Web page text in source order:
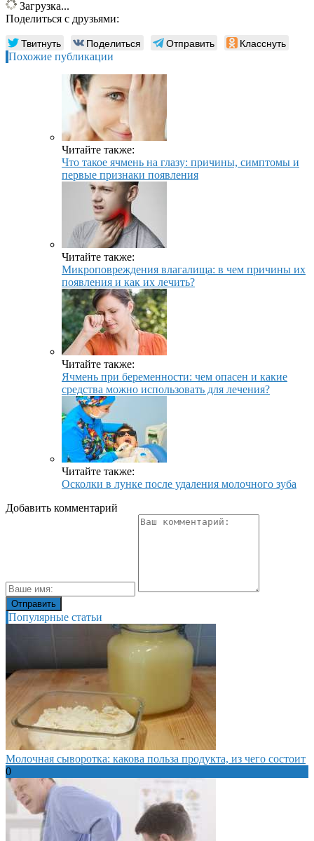
Загрузка...
Поделиться с друзьями:
Твитнуть Поделиться Отправить Класснуть
Похожие публикации
Читайте также:
Что такое ячмень на глазу: причины, симптомы и
первые признаки появления
Читайте также:
Микроповреждения влагалища: в чем причины их
появления и как их лечить?
Читайте также:
Ячмень при беременности: чем опасен и какие
средства можно использовать для лечения?
Читайте также:
Осколки в лунке после удаления молочного зуба
Добавить комментарий
Популярные статьи
Молочная сыворотка: какова польза продукта, из чего состоит
0